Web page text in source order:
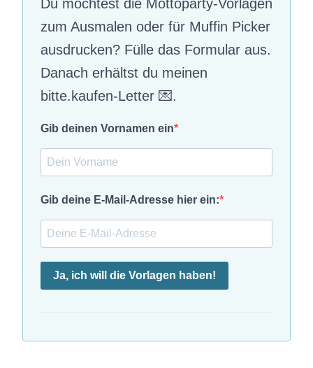
Du möchtest die Mottoparty-Vorlagen
zum Ausmalen oder für Muffin Picker
ausdrucken? Fülle das Formular aus.
Danach erhältst du meinen
bitte.kaufen-Letter 💌.
Gib deinen Vornamen ein
Gib deine E-Mail-Adresse hier ein:
Ja, ich will die Vorlagen haben!